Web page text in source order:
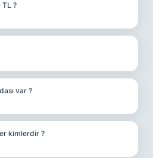
TL ?
var ?
kimlerdir ?